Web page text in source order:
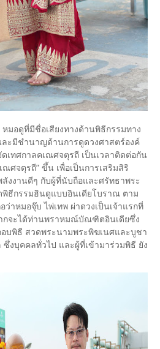
หมอดูที่มีชื่อเสียงทางด้านพิธีกรรมทาง
ะมีชำนาญด้านการดูดวงศาสตร์องค์
เทศกาลคเณศจตุรถี เป็นเวลาติดต่อกัน
ศจตุรถี” ขึ้น เพื่อเป็นการเสริมสิริ
งงานดีๆ กับผู้ที่นับถือและศรัทธาพระ
พิธีกรรมฮินดูแบบอินเดียโบราณ ตาม
ว่าหมอจุ๊บ ไพ่เทพ ผ่าดวงเป็นเจ้าแรกที่
กจะได้ท่านพราหมณ์บัณฑิตอินเดียซึ่ง
บพิธี สวดพระนามพระพิฆเนศและบูชา
ซึ่งบุคคลทั่วไป และผู้ที่เข้ามาร่วมพิธี ยัง